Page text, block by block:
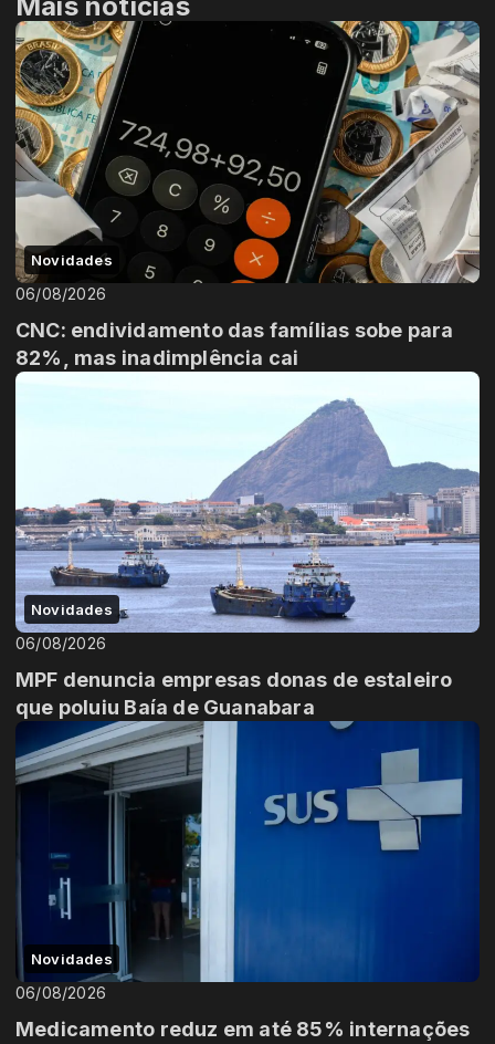
Novidades
06/08/2026
CNC: endividamento das famílias sobe para
82%, mas inadimplência cai
Novidades
06/08/2026
MPF denuncia empresas donas de estaleiro
que poluiu Baía de Guanabara
Novidades
06/08/2026
Medicamento reduz em até 85% internações